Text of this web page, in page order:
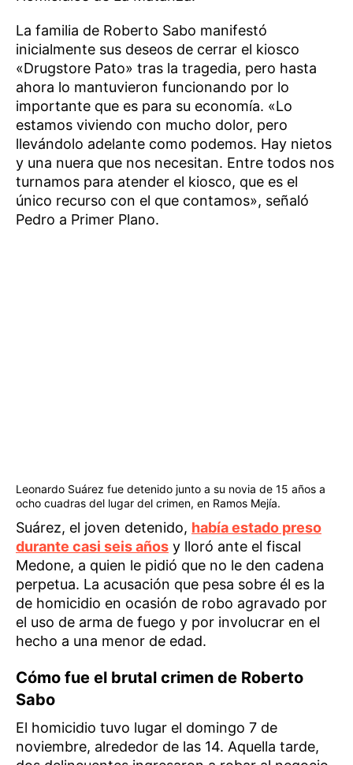
La familia de Roberto Sabo manifestó
inicialmente sus deseos de cerrar el kiosco
«Drugstore Pato» tras la tragedia, pero hasta
ahora lo mantuvieron funcionando por lo
importante que es para su economía. «Lo
estamos viviendo con mucho dolor, pero
llevándolo adelante como podemos. Hay nietos
y una nuera que nos necesitan. Entre todos nos
turnamos para atender el kiosco, que es el
único recurso con el que contamos», señaló
Pedro a Primer Plano.
Leonardo Suárez fue detenido junto a su novia de 15 años a
ocho cuadras del lugar del crimen, en Ramos Mejía.
Suárez, el joven detenido, había estado preso
durante casi seis años y lloró ante el fiscal
Medone, a quien le pidió que no le den cadena
perpetua. La acusación que pesa sobre él es la
de homicidio en ocasión de robo agravado por
el uso de arma de fuego y por involucrar en el
hecho a una menor de edad.
Cómo fue el brutal crimen de Roberto
Sabo
El homicidio tuvo lugar el domingo 7 de
noviembre, alrededor de las 14. Aquella tarde,